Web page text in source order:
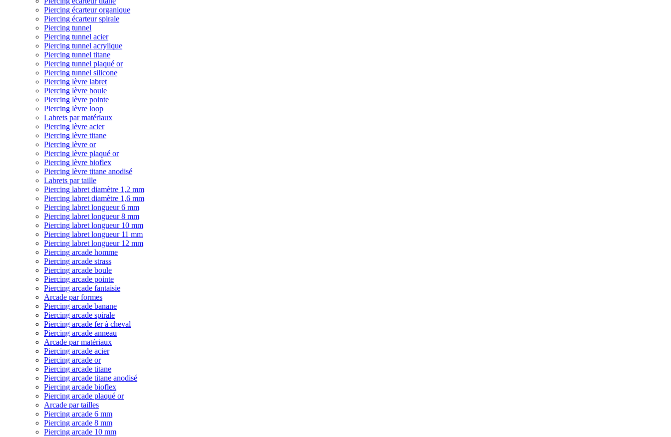
Piercing écarteur organique
Piercing écarteur spirale
Piercing tunnel
Piercing tunnel acier
Piercing tunnel acrylique
Piercing tunnel titane
Piercing tunnel plaqué or
Piercing tunnel silicone
Piercing lèvre labret
Piercing lèvre boule
Piercing lèvre pointe
Piercing lèvre loop
Labrets par matériaux
Piercing lèvre acier
Piercing lèvre titane
Piercing lèvre or
Piercing lèvre plaqué or
Piercing lèvre bioflex
Piercing lèvre titane anodisé
Labrets par taille
Piercing labret diamètre 1,2 mm
Piercing labret diamètre 1,6 mm
Piercing labret longueur 6 mm
Piercing labret longueur 8 mm
Piercing labret longueur 10 mm
Piercing labret longueur 11 mm
Piercing labret longueur 12 mm
Piercing arcade homme
Piercing arcade strass
Piercing arcade boule
Piercing arcade pointe
Piercing arcade fantaisie
Arcade par formes
Piercing arcade banane
Piercing arcade spirale
Piercing arcade fer à cheval
Piercing arcade anneau
Arcade par matériaux
Piercing arcade acier
Piercing arcade or
Piercing arcade titane
Piercing arcade titane anodisé
Piercing arcade bioflex
Piercing arcade plaqué or
Arcade par tailles
Piercing arcade 6 mm
Piercing arcade 8 mm
Piercing arcade 10 mm